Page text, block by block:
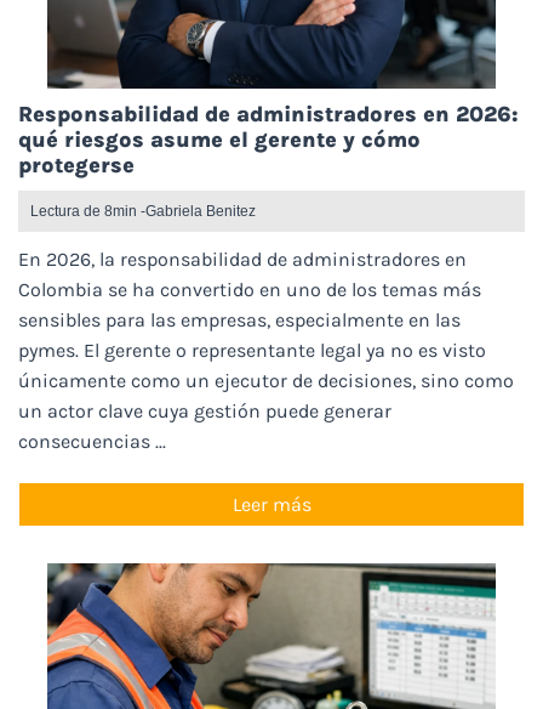
Responsabilidad de administradores en 2026:
qué riesgos asume el gerente y cómo
protegerse
Gabriela Benitez
Lectura de 8min -
En 2026, la responsabilidad de administradores en
Colombia se ha convertido en uno de los temas más
sensibles para las empresas, especialmente en las
pymes. El gerente o representante legal ya no es visto
únicamente como un ejecutor de decisiones, sino como
un actor clave cuya gestión puede generar
consecuencias ...
Leer más